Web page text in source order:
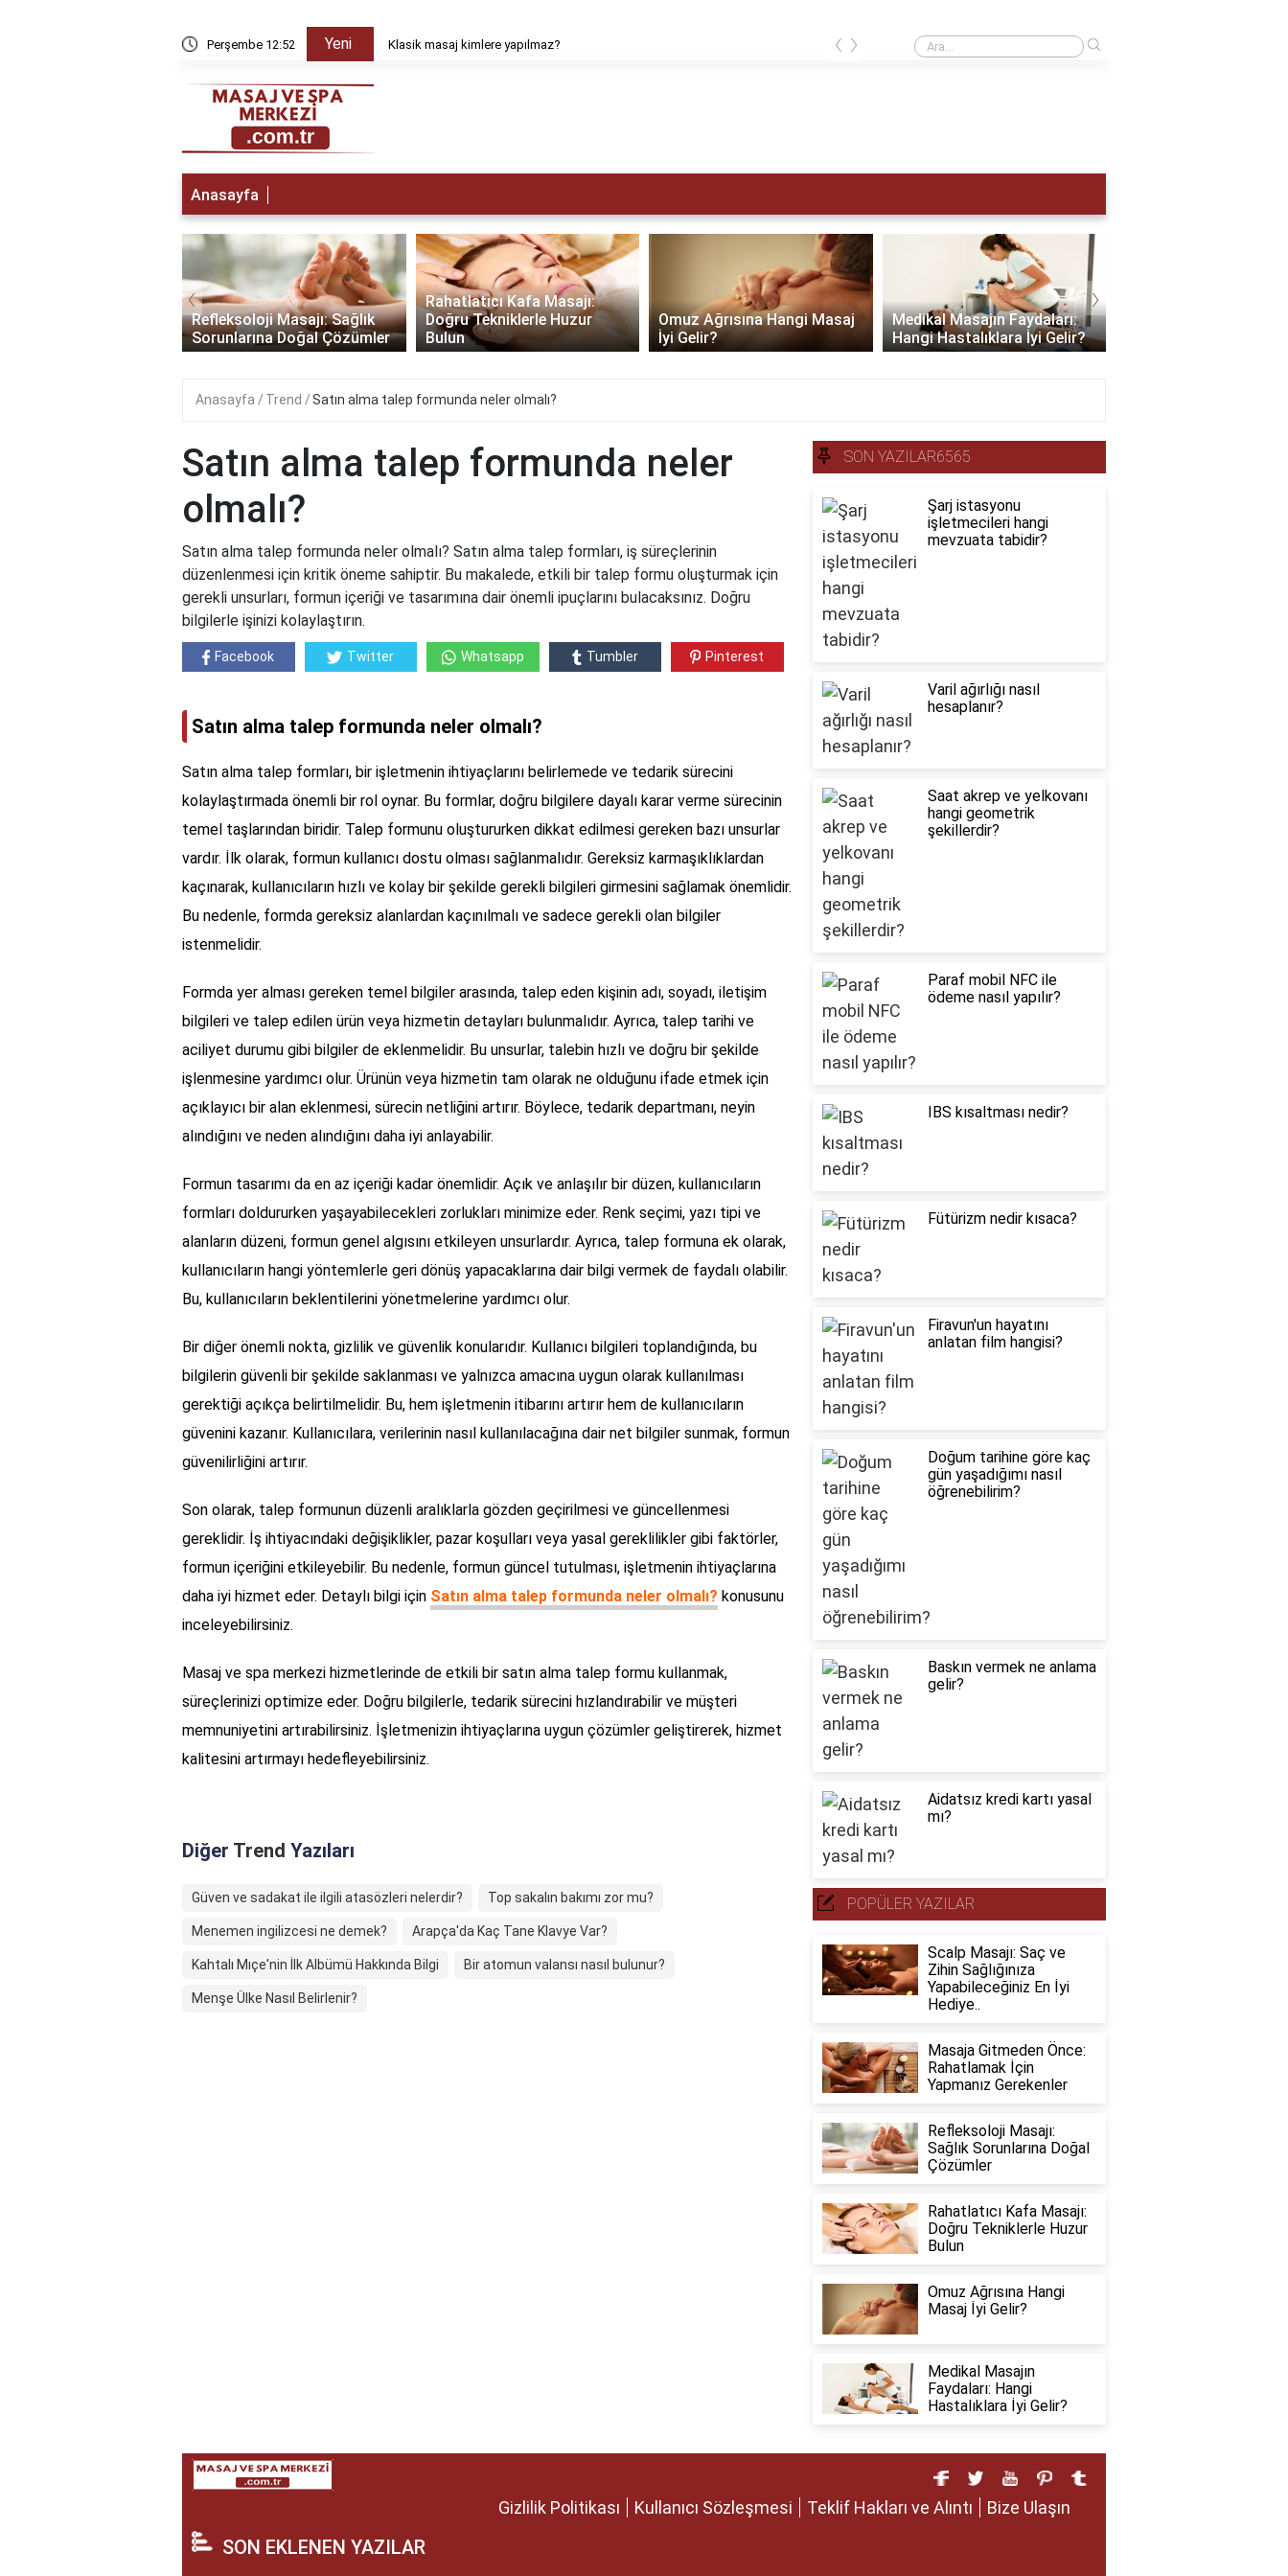
Perşembe 12:52 Yeni Klasik masaj kimlere yapılmaz? Adet hemen nasıl sökülür?
‹ ›
Anasayfa
Refleksoloji Masajı: Sağlık
Sorunlarına Doğal Çözümler
Rahatlatıcı Kafa Masajı:
Doğru Tekniklerle Huzur
Bulun
Omuz Ağrısına Hangi Masaj
İyi Gelir?
Medikal Masajın Faydaları:
Hangi Hastalıklara İyi Gelir?
‹ ›
Anasayfa Trend Satın alma talep formunda neler olmalı?
Satın alma talep formunda neler
olmalı?
Satın alma talep formunda neler olmalı? Satın alma talep formları, iş süreçlerinin
düzenlenmesi için kritik öneme sahiptir. Bu makalede, etkili bir talep formu oluşturmak için
gerekli unsurları, formun içeriği ve tasarımına dair önemli ipuçlarını bulacaksınız. Doğru
bilgilerle işinizi kolaylaştırın.
Facebook Twitter Whatsapp Tumbler Pinterest
Satın alma talep formunda neler olmalı?
Satın alma talep formları, bir işletmenin ihtiyaçlarını belirlemede ve tedarik sürecini
kolaylaştırmada önemli bir rol oynar. Bu formlar, doğru bilgilere dayalı karar verme sürecinin
temel taşlarından biridir. Talep formunu oluştururken dikkat edilmesi gereken bazı unsurlar
vardır. İlk olarak, formun kullanıcı dostu olması sağlanmalıdır. Gereksiz karmaşıklıklardan
kaçınarak, kullanıcıların hızlı ve kolay bir şekilde gerekli bilgileri girmesini sağlamak önemlidir.
Bu nedenle, formda gereksiz alanlardan kaçınılmalı ve sadece gerekli olan bilgiler
istenmelidir.
Formda yer alması gereken temel bilgiler arasında, talep eden kişinin adı, soyadı, iletişim
bilgileri ve talep edilen ürün veya hizmetin detayları bulunmalıdır. Ayrıca, talep tarihi ve
aciliyet durumu gibi bilgiler de eklenmelidir. Bu unsurlar, talebin hızlı ve doğru bir şekilde
işlenmesine yardımcı olur. Ürünün veya hizmetin tam olarak ne olduğunu ifade etmek için
açıklayıcı bir alan eklenmesi, sürecin netliğini artırır. Böylece, tedarik departmanı, neyin
alındığını ve neden alındığını daha iyi anlayabilir.
Formun tasarımı da en az içeriği kadar önemlidir. Açık ve anlaşılır bir düzen, kullanıcıların
formları doldururken yaşayabilecekleri zorlukları minimize eder. Renk seçimi, yazı tipi ve
alanların düzeni, formun genel algısını etkileyen unsurlardır. Ayrıca, talep formuna ek olarak,
kullanıcıların hangi yöntemlerle geri dönüş yapacaklarına dair bilgi vermek de faydalı olabilir.
Bu, kullanıcıların beklentilerini yönetmelerine yardımcı olur.
Bir diğer önemli nokta, gizlilik ve güvenlik konularıdır. Kullanıcı bilgileri toplandığında, bu
bilgilerin güvenli bir şekilde saklanması ve yalnızca amacına uygun olarak kullanılması
gerektiği açıkça belirtilmelidir. Bu, hem işletmenin itibarını artırır hem de kullanıcıların
güvenini kazanır. Kullanıcılara, verilerinin nasıl kullanılacağına dair net bilgiler sunmak, formun
güvenilirliğini artırır.
Son olarak, talep formunun düzenli aralıklarla gözden geçirilmesi ve güncellenmesi
gereklidir. İş ihtiyacındaki değişiklikler, pazar koşulları veya yasal gereklilikler gibi faktörler,
formun içeriğini etkileyebilir. Bu nedenle, formun güncel tutulması, işletmenin ihtiyaçlarına
daha iyi hizmet eder. Detaylı bilgi için Satın alma talep formunda neler olmalı? konusunu
inceleyebilirsiniz.
Masaj ve spa merkezi hizmetlerinde de etkili bir satın alma talep formu kullanmak,
süreçlerinizi optimize eder. Doğru bilgilerle, tedarik sürecini hızlandırabilir ve müşteri
memnuniyetini artırabilirsiniz. İşletmenizin ihtiyaçlarına uygun çözümler geliştirerek, hizmet
kalitesini artırmayı hedefleyebilirsiniz.
Diğer Trend Yazıları
Güven ve sadakat ile ilgili atasözleri nelerdir? Top sakalın bakımı zor mu?
Menemen ingilizcesi ne demek? Arapça'da Kaç Tane Klavye Var?
Kahtalı Mıçe'nin İlk Albümü Hakkında Bilgi Bir atomun valansı nasıl bulunur?
Menşe Ülke Nasıl Belirlenir?
SON YAZILAR6565
Şarj istasyonu
işletmecileri hangi
mevzuata tabidir?
Varil ağırlığı nasıl
hesaplanır?
Saat akrep ve yelkovanı
hangi geometrik
şekillerdir?
Paraf mobil NFC ile
ödeme nasıl yapılır?
IBS kısaltması nedir?
Fütürizm nedir kısaca?
Firavun'un hayatını
anlatan film hangisi?
Doğum tarihine göre kaç
gün yaşadığımı nasıl
öğrenebilirim?
Baskın vermek ne anlama
gelir?
Aidatsız kredi kartı yasal
mı?
POPÜLER YAZILAR
Scalp Masajı: Saç ve
Zihin Sağlığınıza
Yapabileceğiniz En İyi
Hediye..
Masaja Gitmeden Önce:
Rahatlamak İçin
Yapmanız Gerekenler
Refleksoloji Masajı:
Sağlık Sorunlarına Doğal
Çözümler
Rahatlatıcı Kafa Masajı:
Doğru Tekniklerle Huzur
Bulun
Omuz Ağrısına Hangi
Masaj İyi Gelir?
Medikal Masajın
Faydaları: Hangi
Hastalıklara İyi Gelir?
Gizlilik Politikası Kullanıcı Sözleşmesi Teklif Hakları ve Alıntı Bize Ulaşın
SON EKLENEN YAZILAR